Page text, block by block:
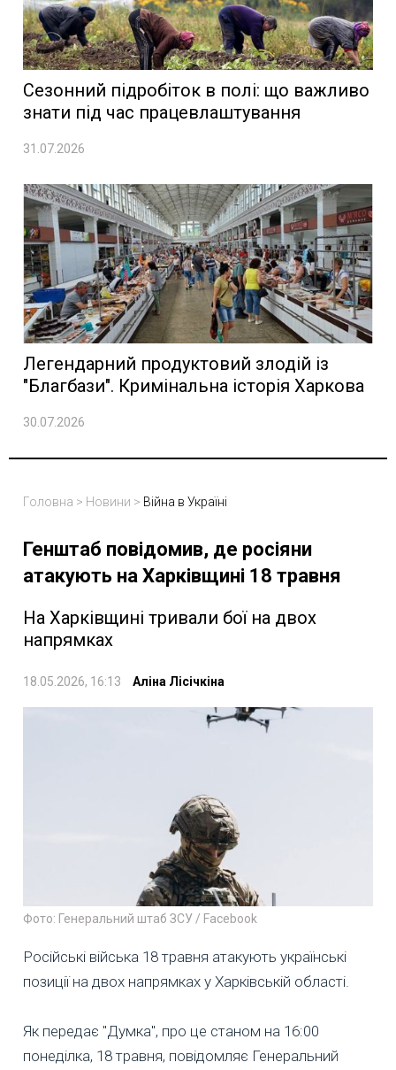
Сезонний підробіток в полі: що важливо
знати під час працевлаштування
31.07.2026
Легендарний продуктовий злодій із
"Благбази". Кримінальна історія Харкова
30.07.2026
Головна > Новини > Війна в Україні
Генштаб повідомив, де росіяни
атакують на Харківщині 18 травня
На Харківщині тривали бої на двох
напрямках
18.05.2026, 16:13 Аліна Лісічкіна
Фото: Генеральний штаб ЗСУ / Facebook
Російські війська 18 травня атакують українські
позиції на двох напрямках у Харківській області.
Як передає "Думка", про це станом на 16:00
понеділка, 18 травня, повідомляє Генеральний